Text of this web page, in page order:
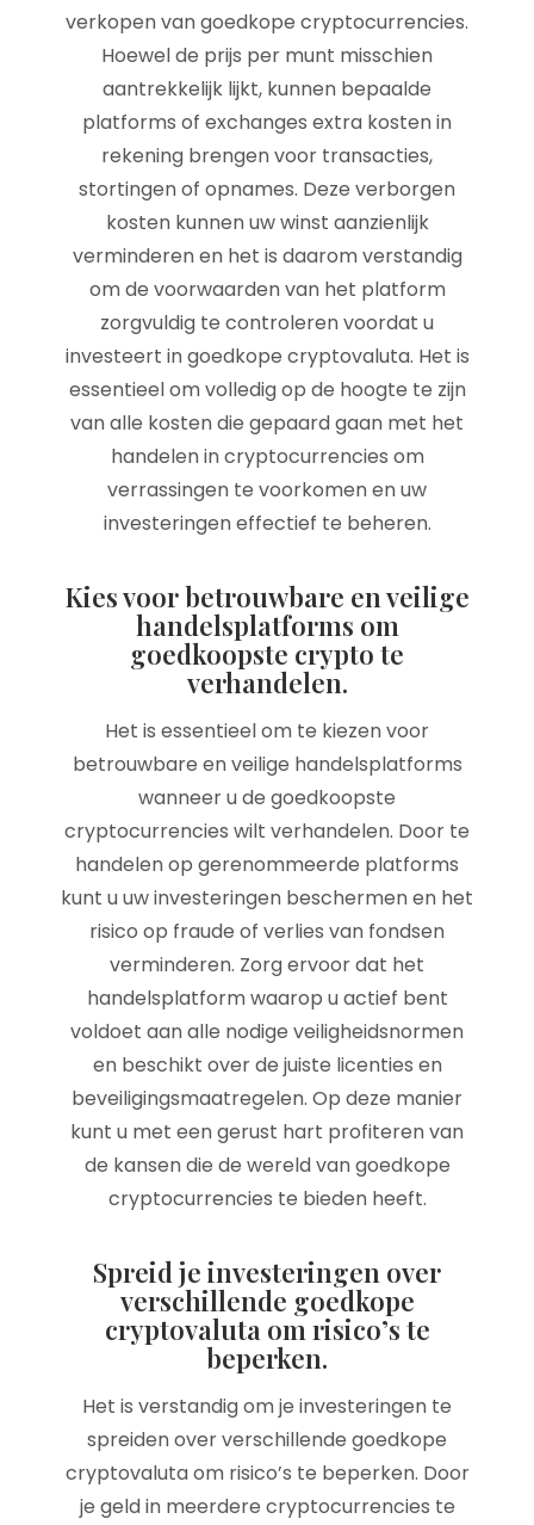
verkopen van goedkope cryptocurrencies.
Hoewel de prijs per munt misschien
aantrekkelijk lijkt, kunnen bepaalde
platforms of exchanges extra kosten in
rekening brengen voor transacties,
stortingen of opnames. Deze verborgen
kosten kunnen uw winst aanzienlijk
verminderen en het is daarom verstandig
om de voorwaarden van het platform
zorgvuldig te controleren voordat u
investeert in goedkope cryptovaluta. Het is
essentieel om volledig op de hoogte te zijn
van alle kosten die gepaard gaan met het
handelen in cryptocurrencies om
verrassingen te voorkomen en uw
investeringen effectief te beheren.
Kies voor betrouwbare en veilige
handelsplatforms om
goedkoopste crypto te
verhandelen.
Het is essentieel om te kiezen voor
betrouwbare en veilige handelsplatforms
wanneer u de goedkoopste
cryptocurrencies wilt verhandelen. Door te
handelen op gerenommeerde platforms
kunt u uw investeringen beschermen en het
risico op fraude of verlies van fondsen
verminderen. Zorg ervoor dat het
handelsplatform waarop u actief bent
voldoet aan alle nodige veiligheidsnormen
en beschikt over de juiste licenties en
beveiligingsmaatregelen. Op deze manier
kunt u met een gerust hart profiteren van
de kansen die de wereld van goedkope
cryptocurrencies te bieden heeft.
Spreid je investeringen over
verschillende goedkope
cryptovaluta om risico’s te
beperken.
Het is verstandig om je investeringen te
spreiden over verschillende goedkope
cryptovaluta om risico’s te beperken. Door
je geld in meerdere cryptocurrencies te